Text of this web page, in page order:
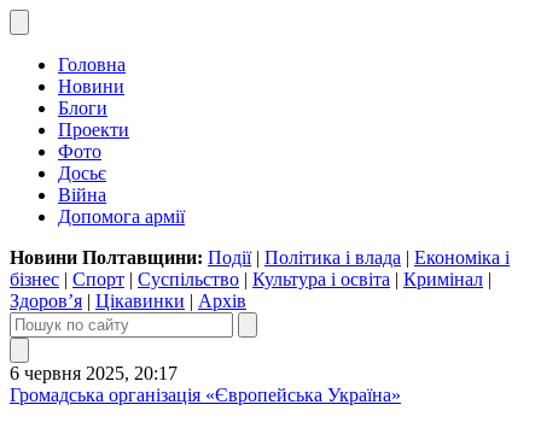
Головна
Новини
Блоги
Проекти
Фото
Досьє
Війна
Допомога армії
Новини Полтавщини: Події| Політика і влада | Економіка і
бізнес | Спорт | Суспільство | Культура і освіта | Кримінал |
Здоров’я | Цікавинки | Архів
6 червня 2025, 20:17
Громадська організація «Європейська Україна»